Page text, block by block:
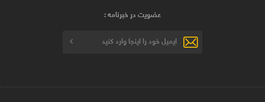
عضویت در خبرنامه :